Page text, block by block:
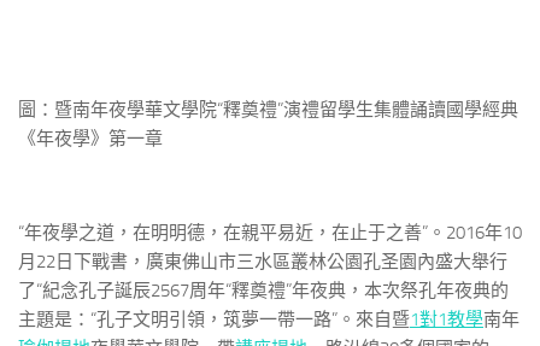
圖：暨南年夜學華文學院“釋奠禮”演禮留學生集體誦讀國學經典
《年夜學》第一章
“年夜學之道，在明明德，在親平易近，在止于之善”。2016年10
月22日下戰書，廣東佛山市三水區叢林公園孔圣園內盛大舉行
了“紀念孔子誕辰2567周年“釋奠禮”年夜典，本次祭孔年夜典的
主題是：“孔子文明引領，筑夢一帶一路”。來自暨1對1教學南年